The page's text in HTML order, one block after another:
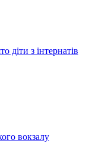
діти з інтернатів
вокзалу